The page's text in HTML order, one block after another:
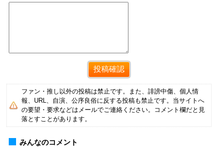
ファン・推し以外の投稿は禁止です。また、誹謗中傷、個人情
報、URL、自演、公序良俗に反する投稿も禁止です。当サイトへ
の要望・要求などはメールでご連絡ください。コメント欄だと見
落とすことがあります。
みんなのコメント